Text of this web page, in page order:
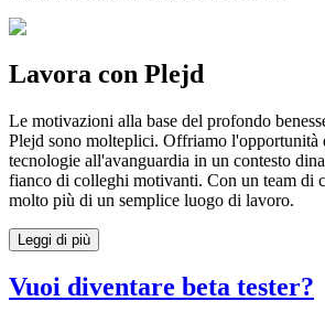
Lavora con Plejd
Le motivazioni alla base del profondo
Plejd sono molteplici. Offriamo l'opportunità
tecnologie all'avanguardia in un contesto
fianco di colleghi motivanti. Con un team di
molto più di un semplice luogo di lavoro.
Leggi di più
Vuoi diventare beta tester?